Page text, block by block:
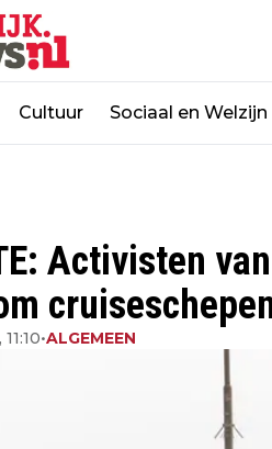
Cultuur Sociaal en Welzijn
Activisten
•ALGEMEEN